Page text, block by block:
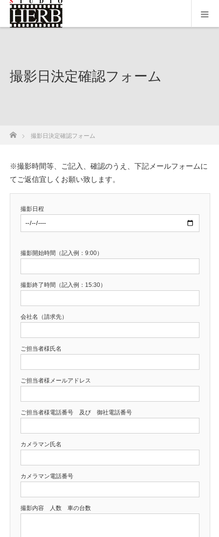
撮影日決定確認フォーム
ホーム
撮影日決定確認フォーム
※撮影時間等、ご記入、確認のうえ、下記メールフォームに
てご返信宜しくお願い致します。
撮影日程
撮影開始時間（記入例：9:00）
撮影終了時間（記入例：15:30）
会社名（請求先）
ご担当者様氏名
ご担当者様メールアドレス
ご担当者様電話番号 及び 御社電話番号
カメラマン氏名
カメラマン電話番号
撮影内容 人数 車の台数